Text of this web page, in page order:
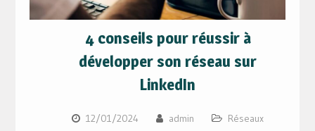
4 conseils pour réussir à
développer son réseau sur
LinkedIn
12/01/2024 admin
Réseaux